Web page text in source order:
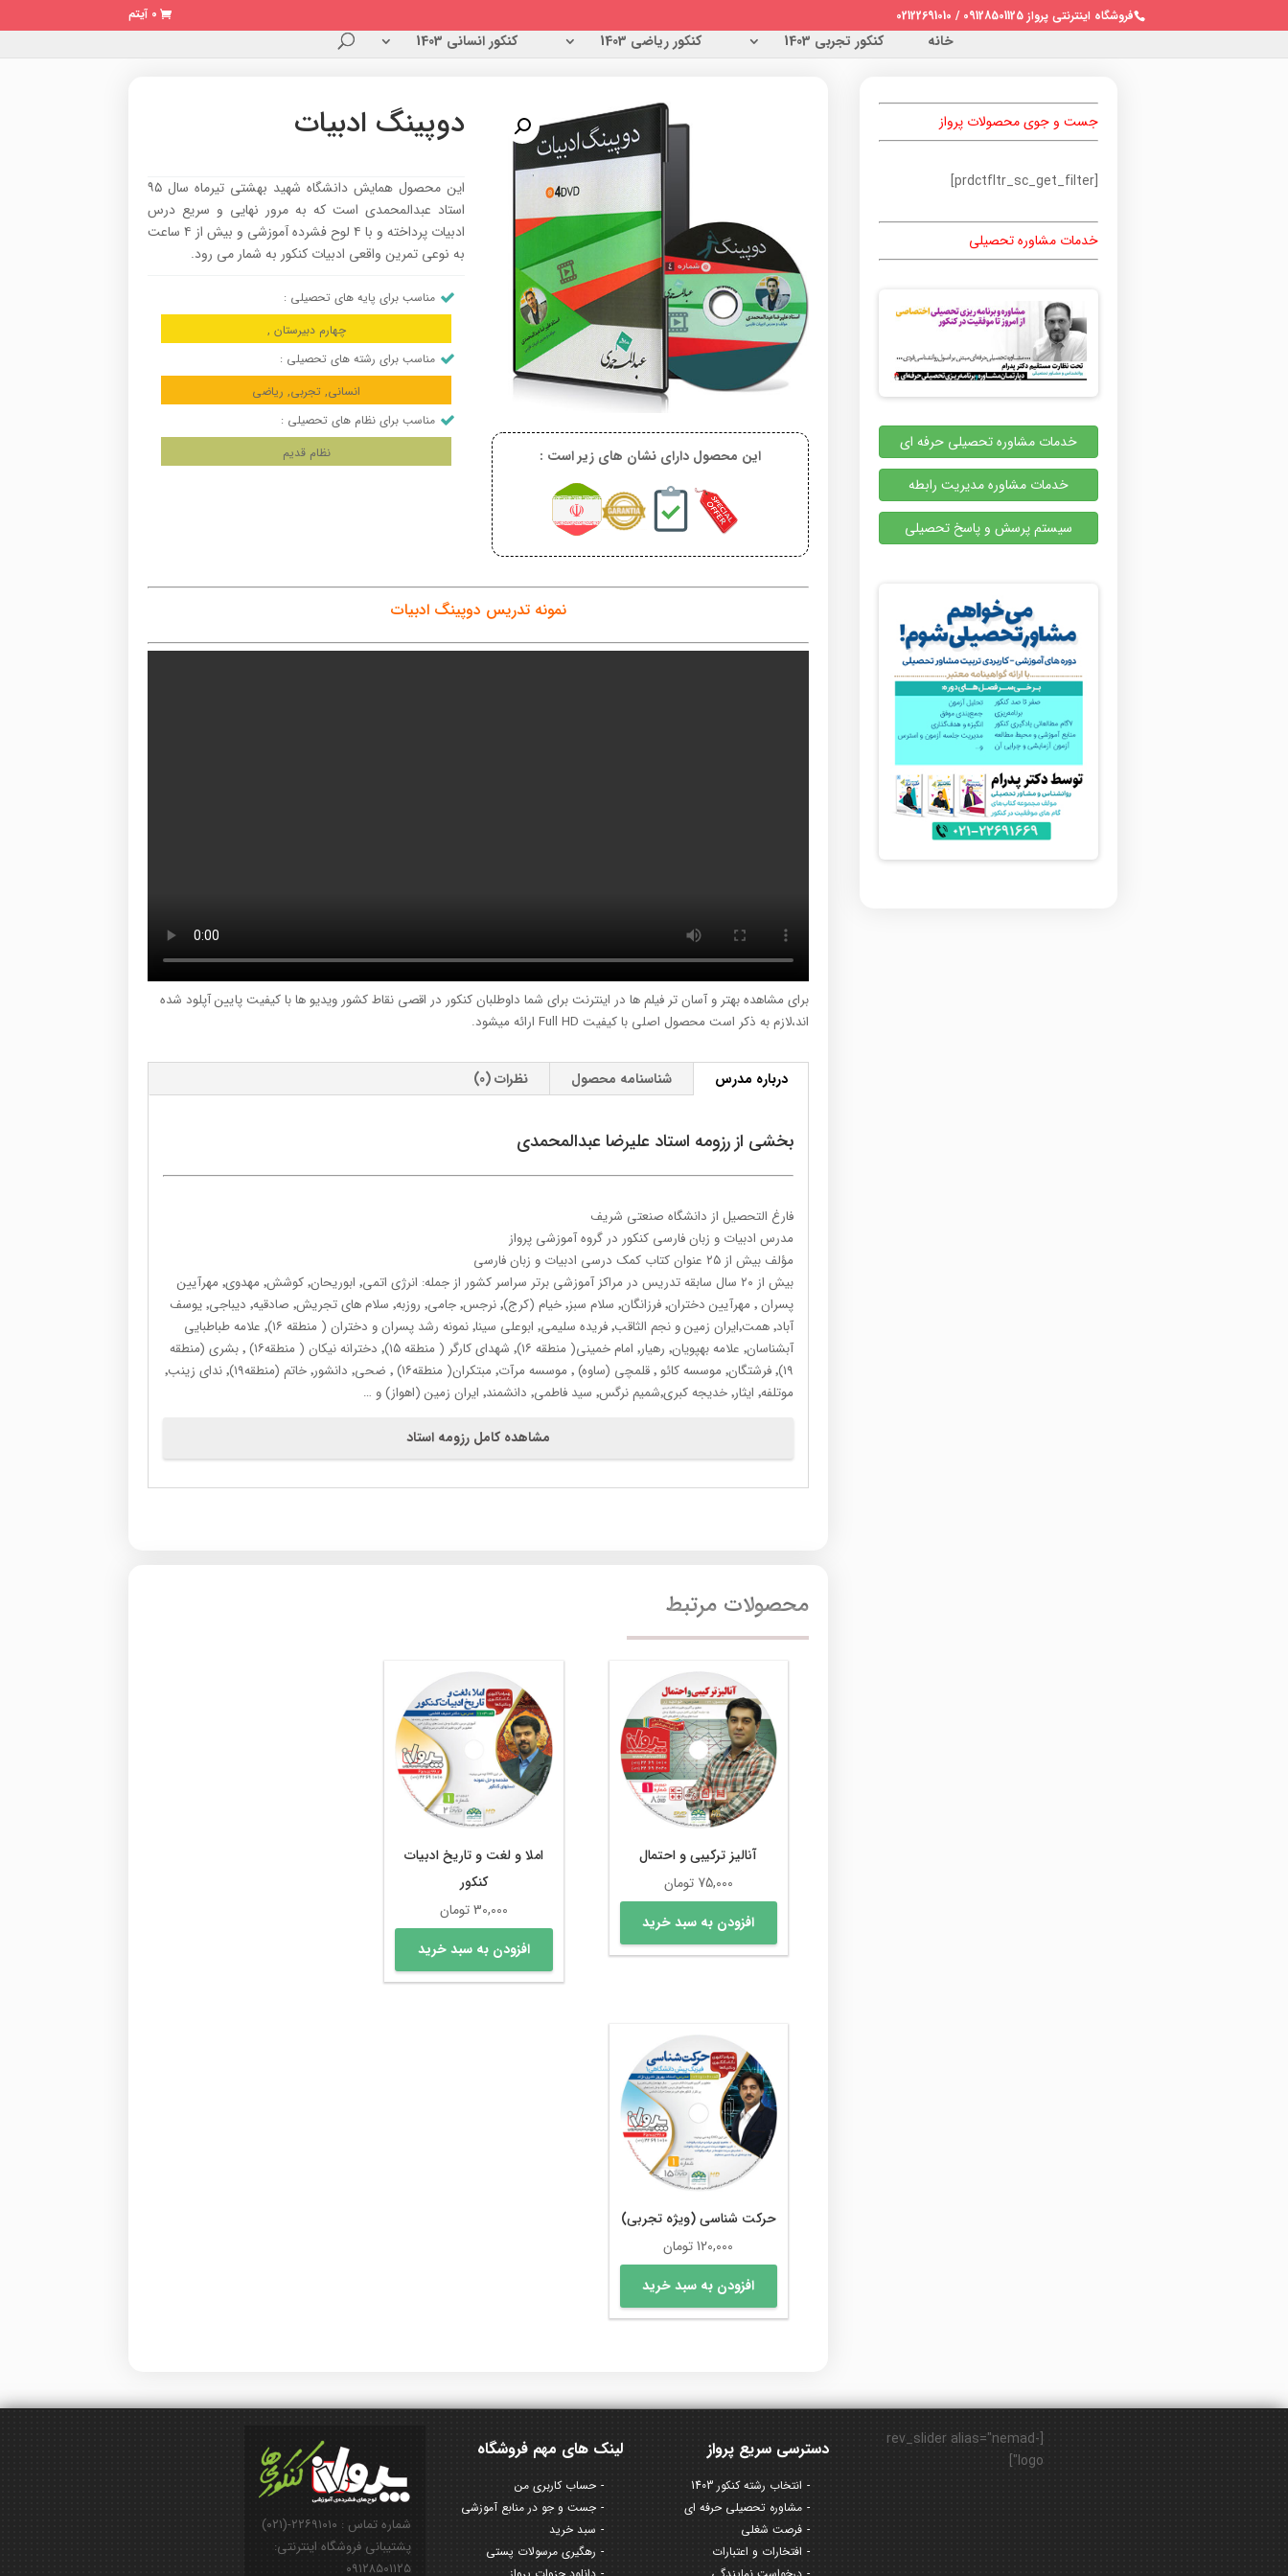
فروشگاه اینترنتی پرواز 09128501125 / 02122691010 0 آیتم
خانه کنکور تجربی 1403 کنکور ریاضی 1403 کنکور انسانی 1403
این محصول دارای نشان های زیر است :
دوپینگ ادبیات
این محصول همایش دانشگاه شهید بهشتی تیرماه سال ۹۵
استاد عبدالمحمدی است که به مرور نهایی و سریع درس
ادبیات پرداخته و با ۴ لوح فشرده آموزشی و بیش از ۴ ساعت
به نوعی تمرین واقعی ادبیات کنکور به شمار می رود.
مناسب برای پایه های تحصیلی :
چهارم دبیرستان ,
مناسب برای رشته های تحصیلی :
انسانی, تجربی, ریاضی
مناسب برای نظام های تحصیلی :
نظام قدیم
نمونه تدریس دوپینگ ادبیات
برای مشاهده بهتر و آسان تر فیلم ها در اینترنت برای شما داوطلبان کنکور در اقصی نقاط کشور ویدیو ها با کیفیت پایین آپلود شده
اند،لازم به ذکر است محصول اصلی با کیفیت Full HD ارائه میشود.
درباره مدرس شناسنامه محصول نظرات (0)
بخشی از رزومه استاد علیرضا عبدالمحمدی
فارغ التحصیل از دانشگاه صنعتی شریف
مدرس ادبیات و زبان فارسی کنکور در گروه آموزشی پرواز
مؤلف بیش از ۲۵ عنوان کتاب کمک درسی ادبیات و زبان فارسی
بیش از ۲۰ سال سابقه تدریس در مراکز آموزشی برتر سراسر کشور از جمله: انرژی اتمی٬ ابوریحان٬ کوشش٬ مهدوی٬ مهرآیین
پسران ٬ مهرآیین دختران٬ فرزانگان٬ سلام سبز٬ خیام (کرج)٬ نرجس٬ جامی٬ روزبه٬ سلام های تجریش٬ صادقیه٬ دیباجی٬ یوسف
آباد٬ همت٬ایران زمین و نجم الثاقب٬ فریده سلیمی٬ ابوعلی سینا٬ نمونه رشد پسران و دختران ( منطقه ۱۶)٬ علامه طباطبایی
آبشناسان٬ علامه بهپویان٬ رهیار٬ امام خمینی( منطقه ۱۶)٬ شهدای کارگر ( منطقه ۱۵)٬ دخترانه نیکان ( منطقه۱۶) ٬ بشری (منطقه
۱۹)٬ فرشتگان٬ موسسه کائو ٬ قلمچی (ساوه) ٬ موسسه مرآت٬ مبتکران( منطقه۱۶) ٬ ضحی٬ دانشور٬ خاتم (منطقه۱۹)٬ ندای زینب٬
موتلفه٬ ایثار٬ خدیجه کبری٬شمیم نرگس٬ سید فاطمی٬ دانشمند٬ ایران زمین (اهواز) و …
مشاهده کامل رزومه استاد
محصولات مرتبط
آنالیز ترکیبی و احتمال
75,000 تومان
افزودن به سبد خرید
املا و لغت و تاریخ ادبیات
کنکور
30,000تومان
افزودن به سبد خرید
حرکت شناسی (ویژه تجربی)
120,000تومان
افزودن به سبد خرید
جست و جوی محصولات پرواز
[prdctfltr_sc_get_filter]
خدمات مشاوره تحصیلی
خدمات مشاوره تحصیلی حرفه ای
خدمات مشاوره مدیریت رابطه
سیستم پرسش و پاسخ تحصیلی
شماره تماس : ۲۲۶۹۱۰۱۰-(۰۲۱)
پشتیبانی فروشگاه اینترنتی:
۰۹۱۲۸۵۰۱۱۲۵
لینک های مهم فروشگاه
حساب کاربری من
جست و جو در منابع آموزشی
سبد خرید
رهگیری مرسولات پستی
دسترسی سریع پرواز
انتخاب رشته کنکور 1403
مشاوره تحصیلی حرفه ای
فرصت شغلی
افتخارات و اعتبارات
[rev_slider alias="nemad-
logo"]